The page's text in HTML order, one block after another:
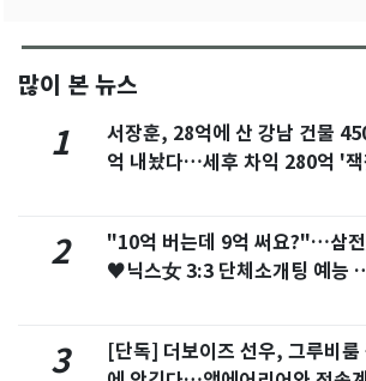
많이 본 뉴스
1
서장훈, 28억에 산 강남 건물
억 내놨다…세후 차익 280억 '
2
"10억 버는데 9억 써요?"…삼
♥닉스女 3:3 단체소개팅 예능
3
[단독] 더보이즈 선우, 그루비룸